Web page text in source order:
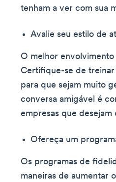
tenham a ver com sua
Avalie seu estilo de
O melhor
Certifique-se de
para que sejam muito
conversa amigável é
empresas que desejam
Ofereça um
Os programas de
maneiras de aumentar